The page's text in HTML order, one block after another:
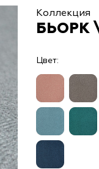
Коллекция
БЬОРК \
Цвет: